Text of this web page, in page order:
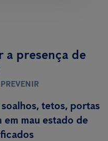
a presença de
tetos, portas
em mau estado de